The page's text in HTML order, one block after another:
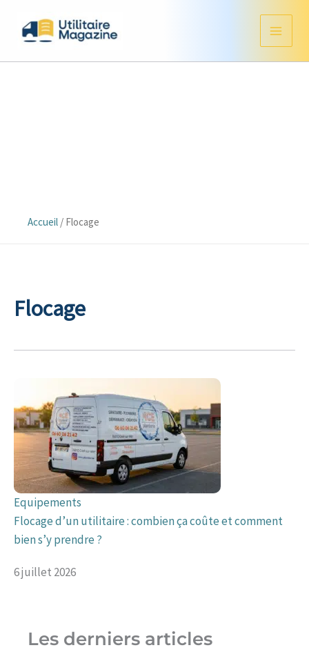
contenu
Accueil / Flocage
Flocage
Equipements
Flocage d’un utilitaire : combien ça coûte et comment
bien s’y prendre ?
6 juillet 2026
Les derniers articles